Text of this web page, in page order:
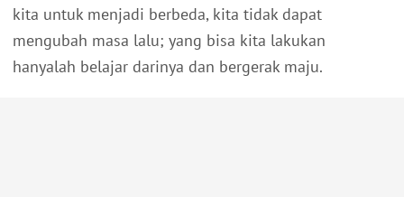
kita untuk menjadi berbeda, kita tidak dapat
mengubah masa lalu; yang bisa kita lakukan
hanyalah belajar darinya dan bergerak maju.